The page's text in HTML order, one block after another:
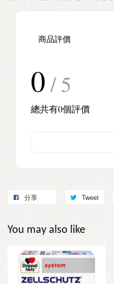
商品評價
0 / 5
總共有0個評價
分享 Tweet
You may also like